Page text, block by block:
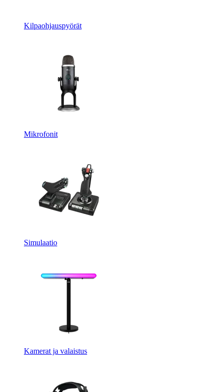
Kilpaohjauspyörät
Mikrofonit
Simulaatio
Kamerat ja valaistus